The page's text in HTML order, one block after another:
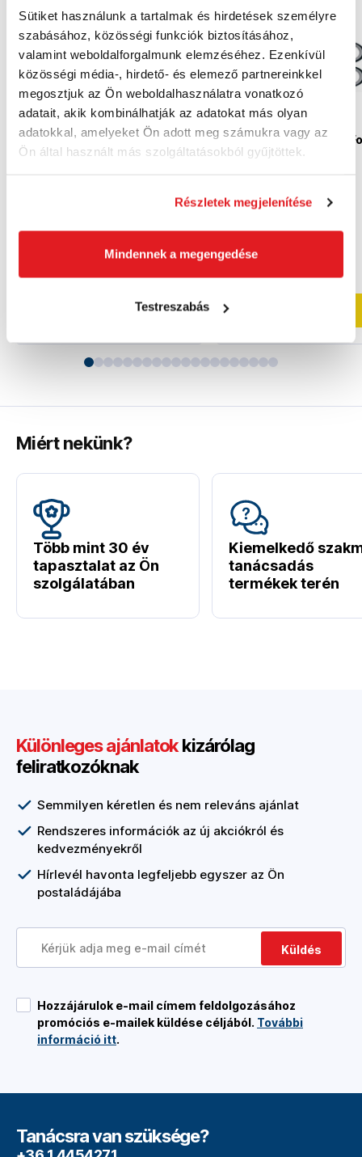
Sütiket használunk a tartalmak és hirdetések személyre
szabásához, közösségi funkciók biztosításához,
valamint weboldalforgalmunk elemzéséhez. Ezenkívül
közösségi média-, hirdető- és elemező partnereinkkel
megosztjuk az Ön weboldalhasználatra vonatkozó
adatait, akik kombinálhatják az adatokat más olyan
adatokkal, amelyeket Ön adott meg számukra vagy az
Ön által használt más szolgáltatásokból gyűjtöttek.
Részletek megjelenítése
Mindennek a megengedése
Testreszabás
Akció
FISKARS Kerti olló, 21 cm |
8 660 Ft
6 500 Ft ÁFA nélkül
Kosárba
Akció
FISKARS Functional
konyhai olló, 22 cm |
10 160 Ft
5 610 Ft ÁFA nélkül
Miért nekünk?
Több mint 30 év
tapasztalat az Ön
szolgálatában
Kiemelkedő
tanácsadás
termékek terén
Különleges ajánlatokkizárólag
feliratkozóknak
Semmilyen kéretlen és nem releváns ajánlat
Rendszeres információk az új akciókról és
kedvezményekről
Hírlevél havonta legfeljebb egyszer az Ön
postaládájába
Küldés
Hozzájárulok e-mail címem feldolgozásához
promóciós e-mailek küldése céljából. További
információ itt.
Tanácsra van szüksége?